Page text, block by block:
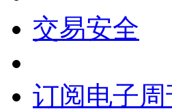
交易安全
订阅电子周